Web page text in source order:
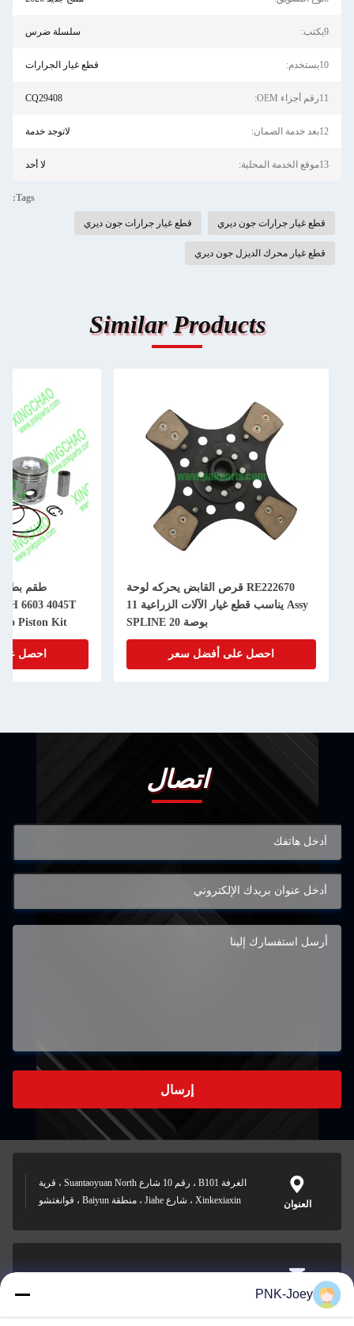
9يكتب: سلسلة ضرس
10يستخدم: قطع غيار الجرارات
11رقم أجزاء OEM: CQ29408
12بعد خدمة الضمان: لاتوجد خدمة
13موقع الخدمة المحلية: لا أحد
Tags:
قطع غيار جرارات جون ديري قطع غيار جرارات جون ديري
قطع غيار محرك الديزل جون ديري
Similar Products
RE222670 قرص القابض يحركه لوحة
Assy يناسب قطع غيار الآلات الزراعية 11
بوصة 20 SPLINE
احصل على أفضل سعر
6603 4045T
Piston Kit
احصل
اتصال
إرسال
العنوان
الغرفة B101 ، رقم 10 شارع Suantaoyuan North ، قرية
Xinkexiaxin ، شارع Jiahe ، منطقة Baiyun ، قوانغتشو
البريد
xianzhihao@gzxingchao.infoPNK-Joey